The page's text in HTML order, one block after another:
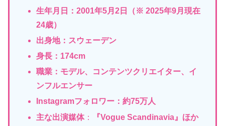
生年月日：2001年5月2日（※ 2025年9月現在
24歳）
出身地：スウェーデン
身長：174cm
職業：モデル、コンテンツクリエイター、イ
ンフルエンサー
Instagramフォロワー：約75万人
主な出演媒体：
『Vogue Scandinavia』ほか